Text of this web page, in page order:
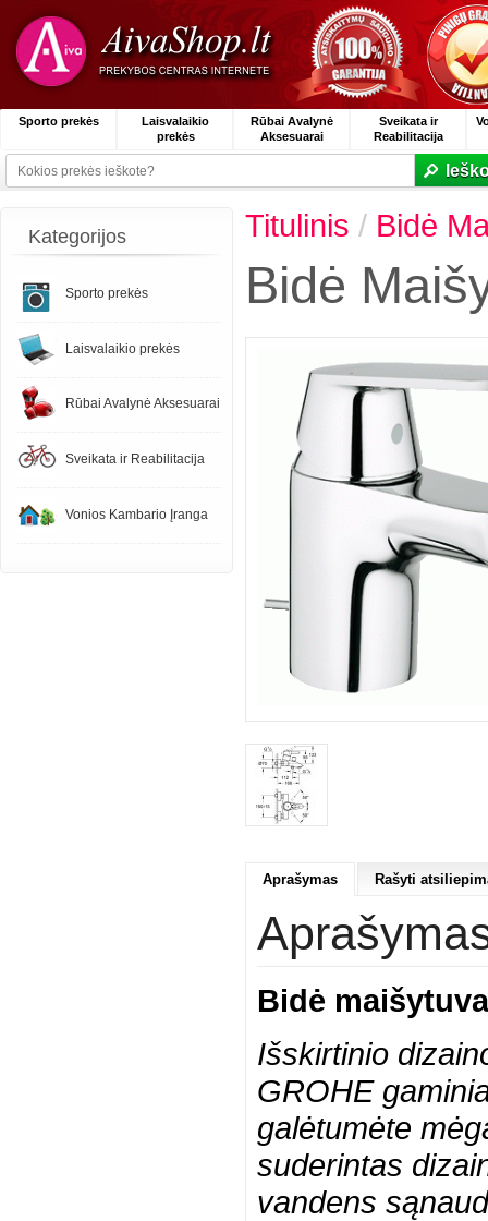
Sporto prekės
Laisvalaikio
prekės
Rūbai Avalynė
Aksesuarai
Sveikata ir
Reabilitacija
Kategorijos
Sporto prekės
Laisvalaikio prekės
Rūbai Avalynė Aksesuarai
Sveikata ir Reabilitacija
Vonios Kambario Įranga
Titulinis / Bidė
Bidė
Aprašymas Rašyti
Bidė
Išskirtinio
GROHE
galėtumėte
suderintas
vandens